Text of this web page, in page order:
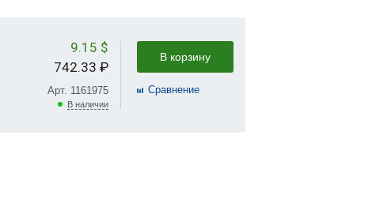
9.15 $
742.33 ₽
Арт. 1161975
В наличии
В корзину
Cравнение